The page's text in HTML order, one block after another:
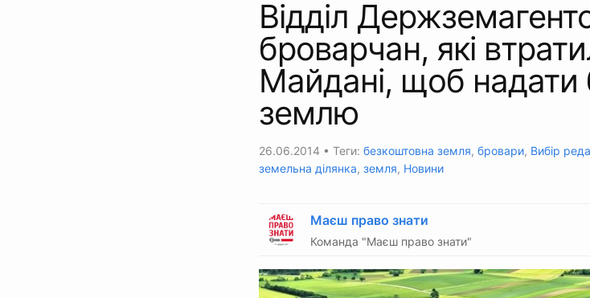
Відділ
броварчан, які
Майдані, щоб надати
землю
26.06.2014 • Теги: безкоштовна земля, бровари, Вибір
земельна ділянка, земля, Новини
Маєш право знати
Команда "Маєш право знати"